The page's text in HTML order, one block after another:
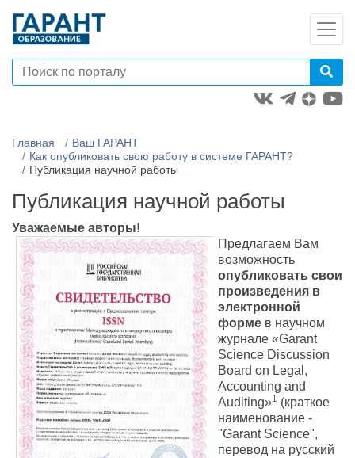
Главная
Ваш ГАРАНТ
Как опубликовать свою работу в системе ГАРАНТ?
Публикация научной работы
Публикация научной работы
Уважаемые авторы!
Предлагаем Вам
возможность
опубликовать свои
произведения в
электронной
форме в научном
журнале «Garant
Science Discussion
Board on Legal,
Accounting and
Auditing»1 (краткое
наименование -
"Garant Science",
перевод на русский